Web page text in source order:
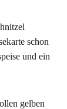
schon
und ein
gelben